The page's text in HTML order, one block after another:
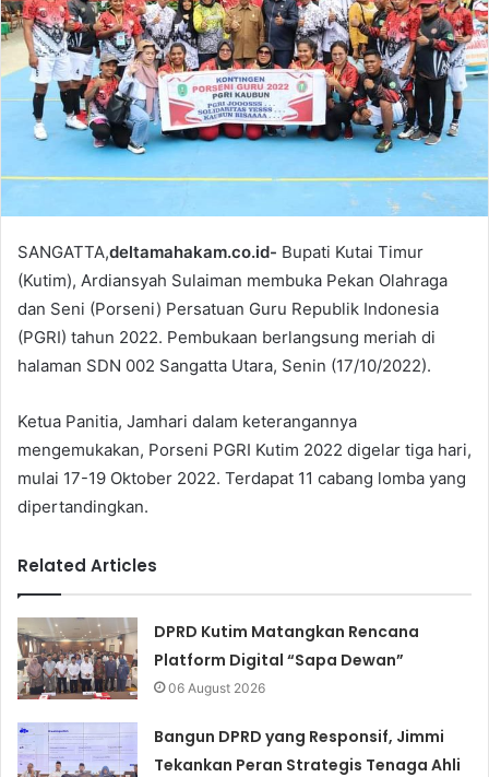
e
m
a
SANGATTA,deltamahakam.co.id- Bupati Kutai Timur
(Kutim), Ardiansyah Sulaiman membuka Pekan Olahraga
dan Seni (Porseni) Persatuan Guru Republik Indonesia
(PGRI) tahun 2022. Pembukaan berlangsung meriah di
halaman SDN 002 Sangatta Utara, Senin (17/10/2022).
Ketua Panitia, Jamhari dalam keterangannya
mengemukakan, Porseni PGRI Kutim 2022 digelar tiga hari,
mulai 17-19 Oktober 2022. Terdapat 11 cabang lomba yang
dipertandingkan.
Related Articles
DPRD Kutim Matangkan Rencana
Platform Digital “Sapa Dewan”
06 August 2026
Bangun DPRD yang Responsif, Jimmi
Tekankan Peran Strategis Tenaga Ahli